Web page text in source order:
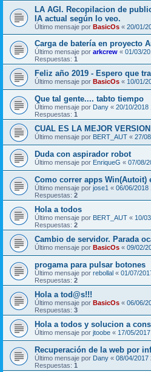
LA AGI. Recopilacion de
IA actual según lo veo.
Último mensaje por BasicOs « 20/01/
Carga de batería en proyecto
Último mensaje por arkcrew « 01/03/
Respuestas: 1
Feliz año 2019 - Espero que
Último mensaje por BasicOs « 10/01/
Que tal gente.... tabto tiempo
Último mensaje por Dany « 20/10/2018
Respuestas: 1
CUAL ES LA MEJOR
Último mensaje por BERT_AUT « 27/
Duda con aspirador robot
Último mensaje por EnriqueG « 07/08/
Como correr apps Win(Autoit)
Último mensaje por jose1 « 06/06/2018
Respuestas: 2
Hola a todos
Último mensaje por BERT_AUT « 10/
Respuestas: 2
Cambio de servidor. Parada
Último mensaje por BasicOs « 09/02/
progama para pulsar botones
Último mensaje por rebollal « 01/07/
Respuestas: 2
Hola a tod@s!!!
Último mensaje por BasicOs « 06/06/
Respuestas: 3
Hola a todos y solucion a
Último mensaje por jtoobe « 17/05/
Recuperación de la web por
Último mensaje por Dany « 08/04/2017
Respuestas: 1